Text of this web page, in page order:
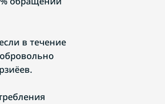
в течение